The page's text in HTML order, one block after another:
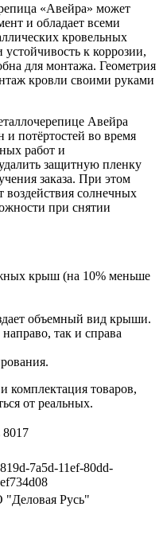
«Авейра» может
и обладает всеми
кровельных
устойчивость к коррозии,
для монтажа. Геометрия
кровли своими руками
Авейра
и потёртостей во время
работ и
защитную пленку
заказа. При этом
солнечных
при снятии
крыш (на 10% меньше
объемный вид крыши.
так и справа
комплектация товаров,
от реальных.
7a5d-11ef-80dd-
Русь"